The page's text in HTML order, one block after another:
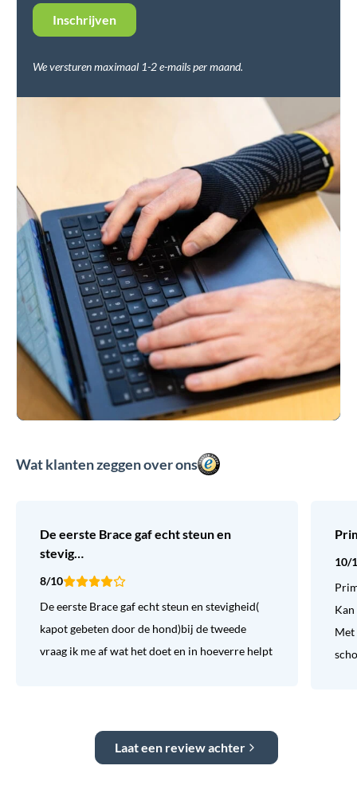
We versturen maximaal 1-2 e-mails per maand.
Wat klanten zeggen over ons
De eerste Brace gaf echt steun en
stevig…
8/10
De eerste Brace gaf echt steun en stevigheid(
kapot gebeten door de hond)bij de tweede
vraag ik me af wat het doet en in hoeverre helpt
10/
Met
Laat een review achter